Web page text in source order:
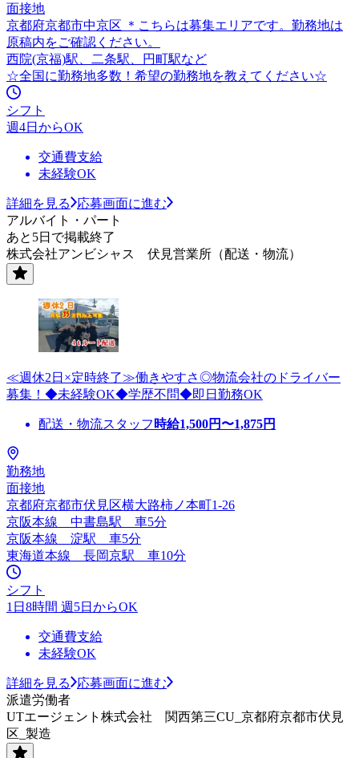
面接地
京都府京都市中京区 ＊こちらは募集エリアです。勤務地は
原稿内をご確認ください。
西院(京福)駅、二条駅、円町駅など
☆全国に勤務地多数！希望の勤務地を教えてください☆
シフト
週4日からOK
交通費支給
未経験OK
詳細を見る
応募画面に進む
アルバイト・パート
あと5日で掲載終了
株式会社アンビシャス 伏見営業所（配送・物流）
≪週休2日×定時終了≫働きやすさ◎物流会社のドライバー
募集！◆未経験OK◆学歴不問◆即日勤務OK
配送・物流スタッフ 時給1,500円〜1,875円
勤務地
面接地
京都府京都市伏見区横大路柿ノ本町1‐26
京阪本線 中書島駅 車5分
京阪本線 淀駅 車5分
東海道本線 長岡京駅 車10分
シフト
1日8時間 週5日からOK
交通費支給
未経験OK
詳細を見る
応募画面に進む
派遣労働者
UTエージェント株式会社 関西第三CU_京都府京都市伏見
区_製造